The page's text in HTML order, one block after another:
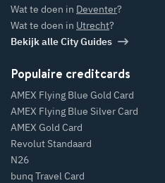
Wat te doen in Deventer?
Wat te doen in Utrecht?
Bekijk alle City Guides
Populaire creditcards
AMEX Flying Blue Gold Card
AMEX Flying Blue Silver Card
AMEX Gold Card
Revolut Standaard
N26
bunq Travel Card